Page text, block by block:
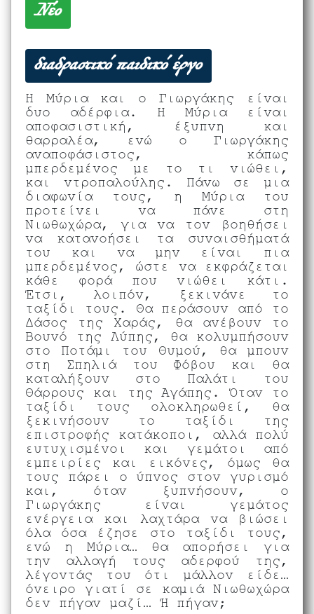
Νέο
διαδραστικό παιδικό έργο
Η Μύρια και ο Γιωργάκης είναι
δυο αδέρφια. Η Μύρια είναι
αποφασιστική, έξυπνη και
θαρραλέα, ενώ ο Γιωργάκης
αναποφάσιστος, κάπως
μπερδεμένος με το τι νιώθει,
και ντροπαλούλης. Πάνω σε μια
διαφωνία τους, η Μύρια του
προτείνει να πάνε στη
Νιωθωχώρα, για να τον βοηθήσει
να κατανοήσει τα συναισθήματά
του και να μην είναι πια
μπερδεμένος, ώστε να εκφράζεται
κάθε φορά που νιώθει κάτι.
Έτσι, λοιπόν, ξεκινάνε το
ταξίδι τους. Θα περάσουν από το
Δάσος της Χαράς, θα ανέβουν το
Βουνό της Λύπης, θα κολυμπήσουν
στο Ποτάμι του Θυμού, θα μπουν
στη Σπηλιά του Φόβου και θα
καταλήξουν στο Παλάτι του
Θάρρους και της Αγάπης. Όταν το
ταξίδι τους ολοκληρωθεί, θα
ξεκινήσουν το ταξίδι της
επιστροφής κατάκοποι, αλλά πολύ
ευτυχισμένοι και γεμάτοι από
εμπειρίες και εικόνες, όμως θα
τους πάρει ο ύπνος στον γυρισμό
και, όταν ξυπνήσουν, ο
Γιωργάκης είναι γεμάτος
ενέργεια και λαχτάρα να βιώσει
όλα όσα έζησε στο ταξίδι τους,
ενώ η Μύρια… θα απορήσει για
την αλλαγή τους αδερφού της,
λέγοντάς του ότι μάλλον είδε…
όνειρο γιατί σε καμιά Νιωθωχώρα
δεν πήγαν μαζί… Ή πήγαν;